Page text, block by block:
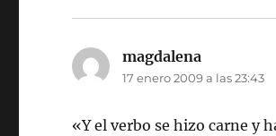
magdalena
17 enero 2009 a las 23:43
«Y el verbo se hizo carne y